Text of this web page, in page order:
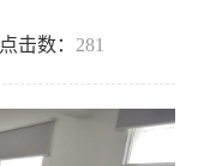
点击数： 281